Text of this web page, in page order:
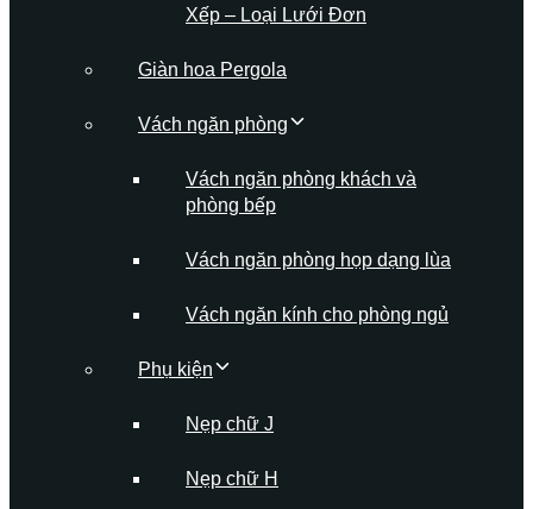
Xếp – Loại Lưới Đơn
Giàn hoa Pergola
Vách ngăn phòng
Vách ngăn phòng khách và
phòng bếp
Vách ngăn phòng họp dạng lùa
Vách ngăn kính cho phòng ngủ
Phụ kiện
Nẹp chữ J
Nẹp chữ H